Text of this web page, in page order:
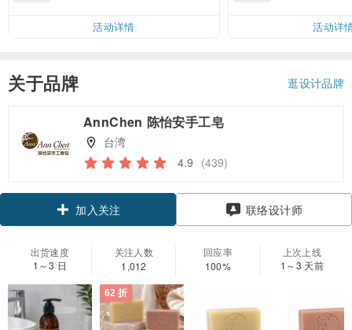
活动详情
活动详
关于品牌 逛设计品牌
AnnChen 陈怡安手工皂
台湾
4.9 (439)
加入关注 联络设计师
出货速度
1～3 日
关注人数
1,012
回应率
100%
上次上线
1～3 天前
62 折